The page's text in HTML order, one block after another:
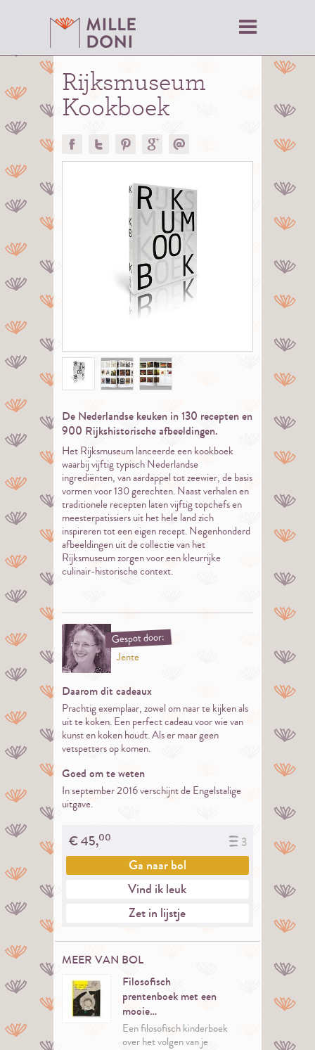
Rijksmuseum
Kookboek
De Nederlandse keuken in 130 recepten en
900 Rijkshistorische afbeeldingen.
Het Rijksmuseum lanceerde een kookboek
waarbij vijftig typisch Nederlandse
ingrediënten, van aardappel tot zeewier, de basis
vormen voor 130 gerechten. Naast verhalen en
traditionele recepten laten vijftig topchefs en
meesterpatissiers uit het hele land zich
inspireren tot een eigen recept. Negenhonderd
afbeeldingen uit de collectie van het
Rijksmuseum zorgen voor een kleurrijke
culinair-historische context.
Gespot door:
Jente
Daarom dit cadeaux
Prachtig exemplaar, zowel om naar te kijken als
uit te koken. Een perfect cadeau voor wie van
kunst en koken houdt. Als er maar geen
vetspetters op komen.
Goed om te weten
In september 2016 verschijnt de Engelstalige
uitgave.
3
€45,00
Ga naarbol
Vind ik leuk
Zet in lijstje
MEER VAN BOL
Filosofisch
prentenboek met een
mooie…
Een filosofisch kinderboek
over het volgen van je